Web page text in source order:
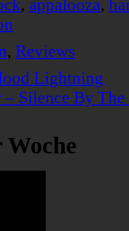
, appalooza,
, Reviews
Lightning
Silence By The